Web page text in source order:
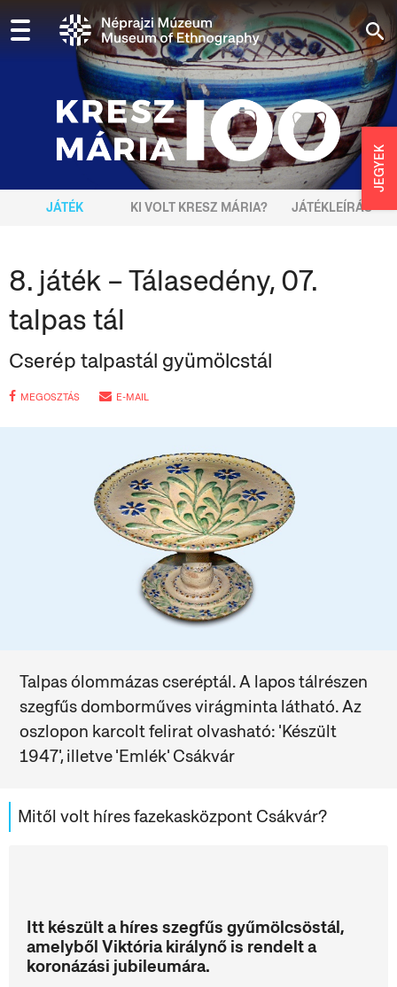
JÁTÉK KI VOLT KRESZ MÁRIA? JÁTÉKLEÍRÁS
8. játék – Tálasedény, 07.
talpas tál
Cserép talpastál gyümölcstál
MEGOSZTÁS E-MAIL
Talpas ólommázas cseréptál. A lapos tálrészen
szegfűs domborműves virágminta látható. Az
oszlopon karcolt felirat olvasható: 'Készült
1947', illetve 'Emlék' Csákvár
Mitől volt híres fazekasközpont Csákvár?
Itt készült a híres szegfűs gyűmölcsöstál,
amelyből Viktória királynő is rendelt a
koronázási jubileumára.
JEGYEK